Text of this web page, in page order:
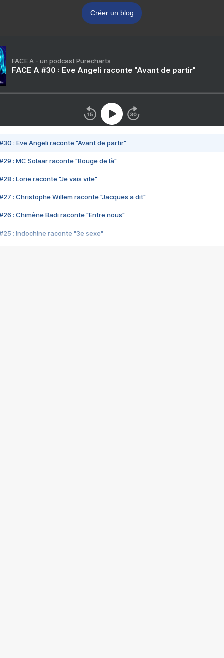
Créer un blog
FACE A - un podcast Purecharts
FACE A #30 : Eve Angeli raconte "Avant de partir"
#30 : Eve Angeli raconte "Avant de partir"
#29 : MC Solaar raconte "Bouge de là"
#28 : Lorie raconte "Je vais vite"
#27 : Christophe Willem raconte "Jacques a dit"
#26 : Chimène Badi raconte "Entre nous"
#25 : Indochine raconte "3e sexe"